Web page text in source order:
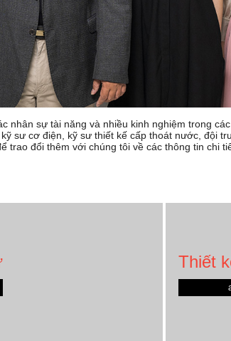
nhân sự tài năng và nhiều kinh nghiệm trong
sư cơ điện, kỹ sư thiết kế cấp thoát nước, đội
trao đổi thêm với chúng tôi về các thông tin chi
Thiết